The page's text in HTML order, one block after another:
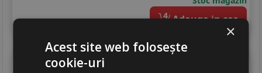
4 Adauga in cos
Debica
×
Acest site web folosește
cookie-uri